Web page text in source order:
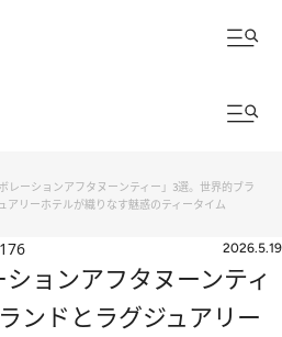
レーションアフタヌーンティー」3選。世界的ブラ
アリーホテルが織りなす魅惑のティータイム
2026.5.19
ョンアフタヌーンティ
ンドとラグジュアリー